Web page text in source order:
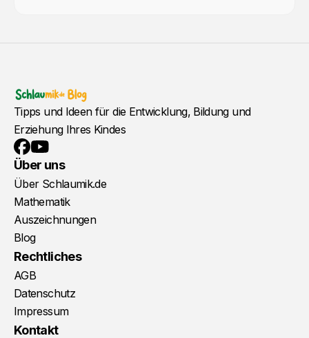
Tipps und Ideen für die Entwicklung, Bildung und
Erziehung Ihres Kindes
Facebook
YouTube
Über uns
Über Schlaumik.de
Mathematik
Auszeichnungen
Blog
Rechtliches
AGB
Datenschutz
Impressum
Kontakt